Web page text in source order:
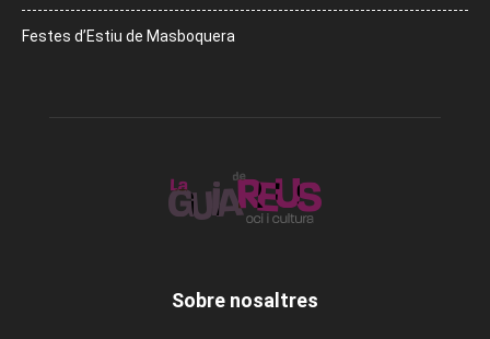
Festes d’Estiu de Masboquera
Sobre nosaltres